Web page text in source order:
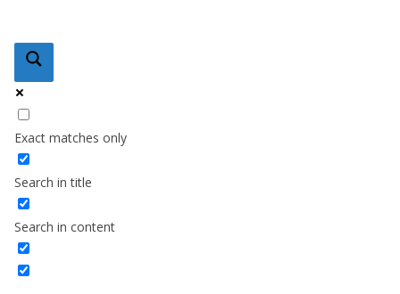
Exact matches only
Search in title
Search in content